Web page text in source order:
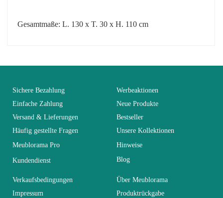
Gesamtmaße: L. 130 x T. 30 x H. 110 cm
Alter Erwachsener
Kollektion SWITCH
Farben Schwarz
Lieferzeiten (Anz.
Tage)
0
You Must Login To Review
Sichere Bezahlung
Einfache Zahlung
Versand & Lieferungen
Häufig gestellte Fragen
Meublorama Pro
Kundendienst
Werbeaktionen
Neue Produkte
Bestseller
Unsere Kollektionen
Hinweise
Blog
Verkaufsbedingungen
Impressum
Über Meublorama
Produktrückgabe